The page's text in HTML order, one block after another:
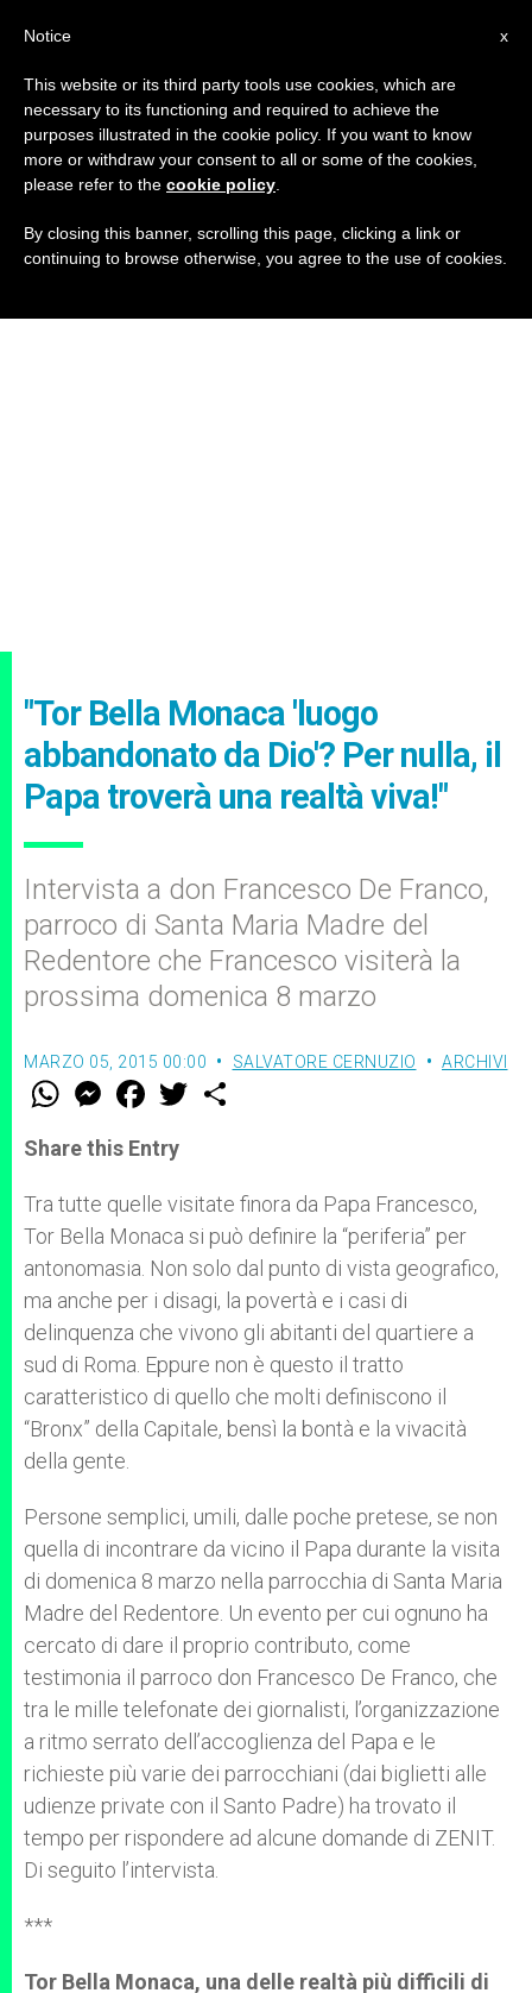
"Tor Bella Monaca 'luogo
abbandonato da Dio'? Per nulla, il
Papa troverà una realtà viva!"
Intervista a don Francesco De Franco,
parroco di Santa Maria Madre del
Redentore che Francesco visiterà la
prossima domenica 8 marzo
MARZO 05, 2015 00:00 SALVATORE CERNUZIO ARCHIVI
W
t
s
p
p
M
e
s
e
g
e
r
F
a
e
b
o
k
w
r
Share this Entry
Tra tutte quelle visitate finora da Papa Francesco,
Tor Bella Monaca si può definire la “periferia” per
antonomasia. Non solo dal punto di vista geografico,
ma anche per i disagi, la povertà e i casi di
delinquenza che vivono gli abitanti del quartiere a
sud di Roma. Eppure non è questo il tratto
caratteristico di quello che molti definiscono il
“Bronx” della Capitale, bensì la bontà e la vivacità
della gente.
Persone semplici, umili, dalle poche pretese, se non
quella di incontrare da vicino il Papa durante la visita
di domenica 8 marzo nella parrocchia di Santa Maria
Madre del Redentore. Un evento per cui ognuno ha
cercato di dare il proprio contributo, come
testimonia il parroco don Francesco De Franco, che
tra le mille telefonate dei giornalisti, l’organizzazione
a ritmo serrato dell’accoglienza del Papa e le
richieste più varie dei parrocchiani (dai biglietti alle
udienze private con il Santo Padre) ha trovato il
tempo per rispondere ad alcune domande di ZENIT.
Di seguito l’intervista.
***
Tor Bella Monaca, una delle realtà più difficili di
x
Notice
This website or its third party tools use cookies, which are
necessary to its functioning and required to achieve the
purposes illustrated in the cookie policy. If you want to know
more or withdraw your consent to all or some of the cookies,
please refer to the cookie policy
By closing this banner, scrolling this page, clicking a link or
continuing to browse otherwise, you agree to the use of cookies.